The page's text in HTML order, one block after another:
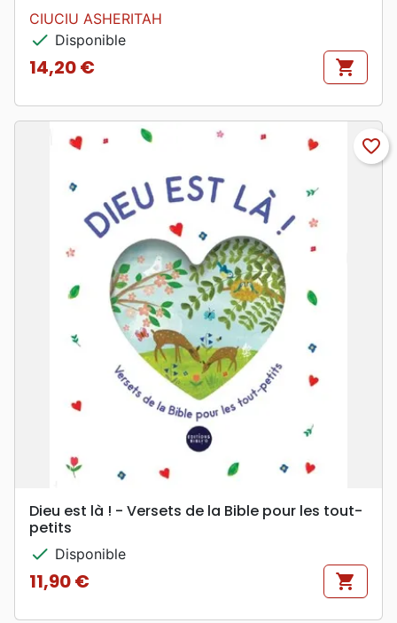
CIUCIU ASHERITAH
check Disponible
Prix
14,20 € shopping_cart
favorite_border
Dieu est là ! - Versets de la Bible pour les tout-
petits
check Disponible
Prix
11,90 € shopping_cart